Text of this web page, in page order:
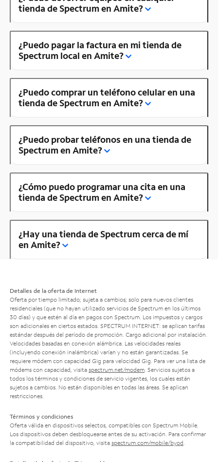
tienda de Spectrum en Amite?
¿Puedo pagar la factura en mi tienda de
Spectrum local en Amite?
¿Puedo comprar un teléfono celular en una
tienda de Spectrum en Amite?
¿Puedo probar teléfonos en una tienda de
Spectrum en Amite?
¿Cómo puedo programar una cita en una
tienda de Spectrum en Amite?
¿Hay una tienda de Spectrum cerca de mí
en Amite?
Detalles de la oferta de Internet
Oferta por tiempo limitado; sujeta a cambios; solo para nuevos clientes
residenciales (que no hayan utilizado servicios de Spectrum en los últimos
30 días) y que estén al día en pagos con Spectrum. Los impuestos y cargos
son adicionales en ciertos estados. SPECTRUM INTERNET: se aplican tarifas
estándar después del período de promoción. Cargo adicional por instalación.
Velocidades basadas en conexión alámbrica. Las velocidades reales
(incluyendo conexión inalámbrica) varían y no están garantizadas. Se
requiere módem con capacidad Gig para velocidad Gig. Para ver una lista de
módems con capacidad, visita spectrum.net/modem . Servicios sujetos a
todos los términos y condiciones de servicio vigentes, los cuales están
sujetos a cambios. No están disponibles en todas las áreas. Se aplican
restricciones.
Términos y condiciones
Oferta válida en dispositivos selectos, compatibles con Spectrum Mobile.
Los dispositivos deben desbloquearse antes de su activación. Para confirmar
la compatibilidad del dispositivo, visita spectrum.com/mobile/byod